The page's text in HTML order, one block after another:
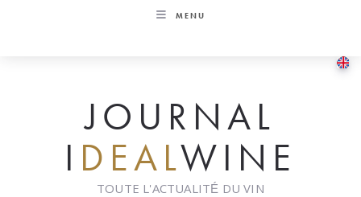
MENU
JOURNAL
I DEALWINE
TOUTE L'ACTUALITÉ DU VIN